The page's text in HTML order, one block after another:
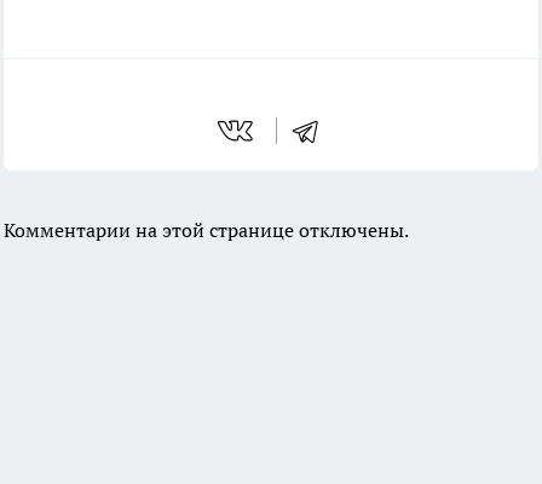
Комментарии на этой странице отключены.